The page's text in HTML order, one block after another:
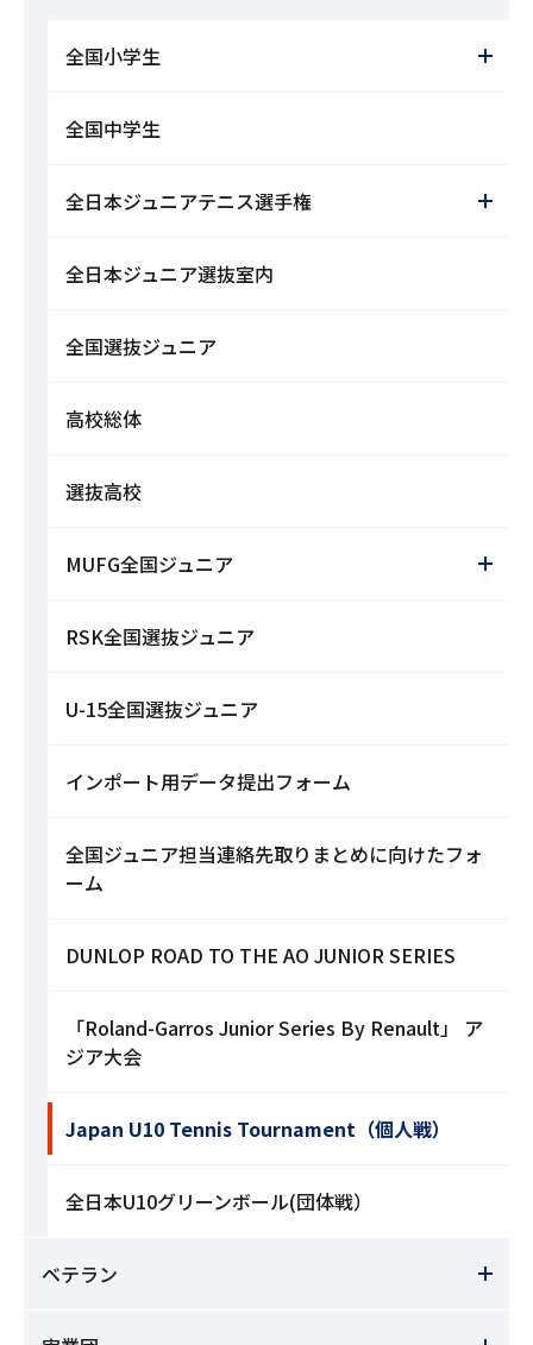
全国小学生
全国中学生
全日本ジュニアテニス選手権
全日本ジュニア選抜室内
全国選抜ジュニア
高校総体
選抜高校
MUFG全国ジュニア
RSK全国選抜ジュニア
U-15全国選抜ジュニア
インポート用データ提出フォーム
全国ジュニア担当連絡先取りまとめに向けたフォ
ーム
DUNLOP ROAD TO THE AO JUNIOR SERIES
「Roland-Garros Junior Series By Renault」 ア
ジア大会
Japan U10 Tennis Tournament（個人戦）
全日本U10グリーンボール(団体戦）
ベテラン